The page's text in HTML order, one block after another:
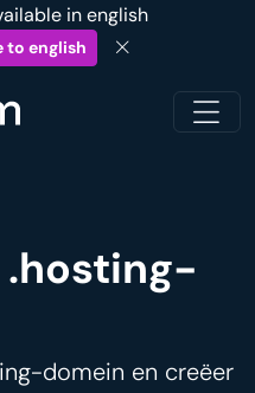
in english
to english
.hosting-
domein en creëer